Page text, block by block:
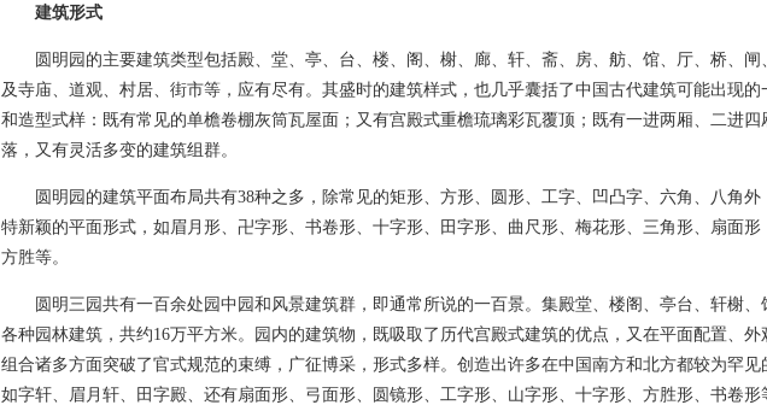
建筑形式
圆明园的主要建筑类型包括殿、堂、亭、台、楼、阁、榭、廊、轩、斋、房、舫、馆、厅、桥、闸
及寺庙、道观、村居、街市等，应有尽有。其盛时的建筑样式，也几乎囊括了中国古代建筑可能出现的
和造型式样：既有常见的单檐卷棚灰筒瓦屋面；又有宫殿式重檐琉璃彩瓦覆顶；既有一进两厢、二进四
落，又有灵活多变的建筑组群。
圆明园的建筑平面布局共有38种之多，除常见的矩形、方形、圆形、工字、凹凸字、六角、八角外
特新颖的平面形式，如眉月形、卍字形、书卷形、十字形、田字形、曲尺形、梅花形、三角形、扇面形
方胜等。
圆明三园共有一百余处园中园和风景建筑群，即通常所说的一百景。集殿堂、楼阁、亭台、轩榭、
各种园林建筑，共约16万平方米。园内的建筑物，既吸取了历代宫殿式建筑的优点，又在平面配置、外
组合诸多方面突破了官式规范的束缚，广征博采，形式多样。创造出许多在中国南方和北方都较为罕见
如字轩、眉月轩、田字殿、还有扇面形、弓面形、圆镜形、工字形、山字形、十字形、方胜形、书卷形